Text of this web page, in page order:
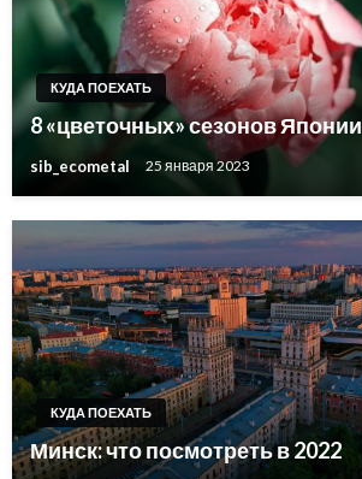
КУДА ПОЕХАТЬ
8 «цветочных» сезонов Японии
sib_ecometal 25 января 2023
КУДА ПОЕХАТЬ
Минск: что посмотреть в 2022